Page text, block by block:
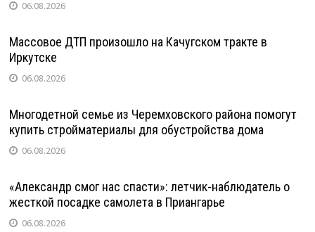
06.08.2026
Массовое ДТП произошло на Качугском тракте в
Иркутске
06.08.2026
Многодетной семье из Черемховского района помогут
купить стройматериалы для обустройства дома
06.08.2026
«Александр смог нас спасти»: летчик-наблюдатель о
жесткой посадке самолета в Приангарье
06.08.2026